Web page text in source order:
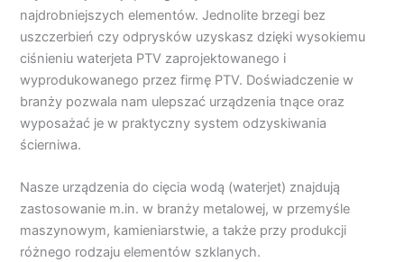
najdrobniejszych elementów. Jednolite brzegi bez
uszczerbień czy odprysków uzyskasz dzięki wysokiemu
ciśnieniu waterjeta PTV zaprojektowanego i
wyprodukowanego przez firmę PTV. Doświadczenie w
branży pozwala nam ulepszać urządzenia tnące oraz
wyposażać je w praktyczny system odzyskiwania
ścierniwa.
Nasze urządzenia do cięcia wodą (waterjet) znajdują
zastosowanie m.in. w branży metalowej, w przemyśle
maszynowym, kamieniarstwie, a także przy produkcji
różnego rodzaju elementów szklanych.